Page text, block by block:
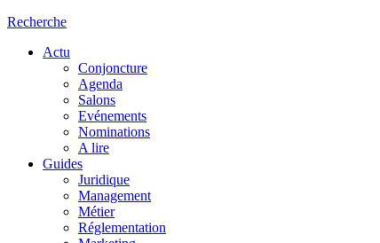
Recherche
Actu
Conjoncture
Agenda
Salons
Evénements
Nominations
A lire
Guides
Juridique
Management
Métier
Réglementation